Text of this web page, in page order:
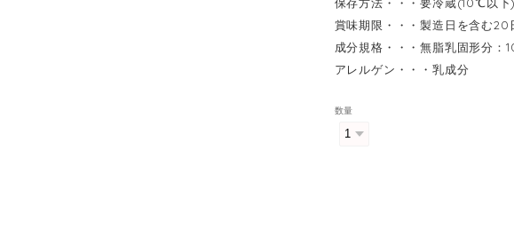
賞味期限・・・製造日を含む20
成分規格・・・無脂乳固形分
アレルゲン・・・乳成分
数量